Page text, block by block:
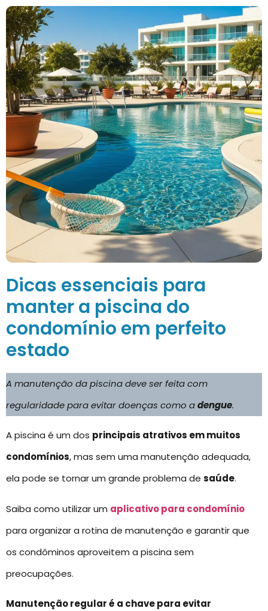
Dicas essenciais para
manter a piscina do
condomínio em perfeito
estado
A manutenção da piscina deve ser feita com
regularidade para evitar doenças como adengue.
A piscina é um dos principais atrativos em muitos
condomínios, mas sem uma manutenção adequada,
ela pode se tornar um grande problema de saúde.
Saiba como utilizar um aplicativo para condomínio
para organizar a rotina de manutenção e garantir que
os condôminos aproveitem a piscina sem
preocupações.
Manutenção regular é a chave para evitar